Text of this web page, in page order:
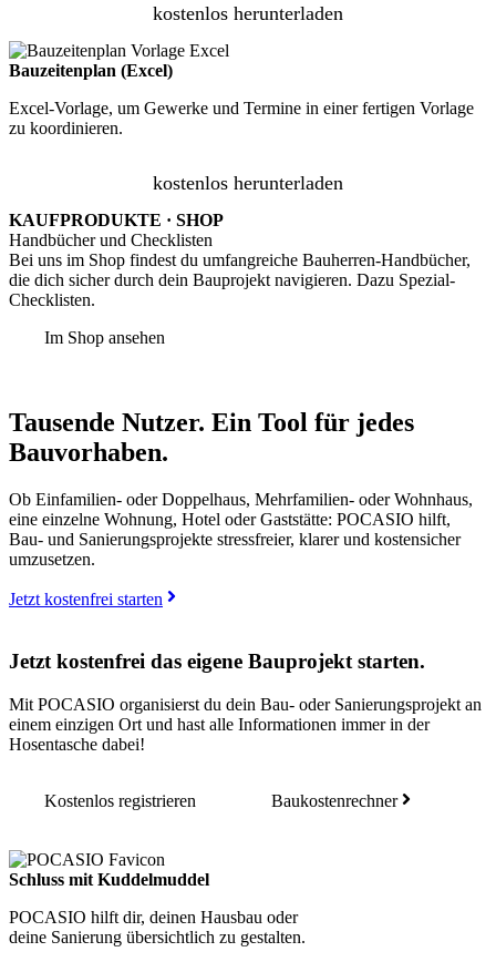
kostenlos herunterladen
Bauzeitenplan (Excel)
Excel-Vorlage, um Gewerke und Termine in einer fertigen Vorlage
zu koordinieren.
kostenlos herunterladen
KAUFPRODUKTE · SHOP
Handbücher und Checklisten
Bei uns im Shop findest du umfangreiche Bauherren-Handbücher,
die dich sicher durch dein Bauprojekt navigieren. Dazu Spezial-
Checklisten.
Im Shop ansehen
Tausende Nutzer. Ein Tool für jedes
Bauvorhaben.
Ob Einfamilien- oder Doppelhaus, Mehrfamilien- oder Wohnhaus,
eine einzelne Wohnung, Hotel oder Gaststätte: POCASIO hilft,
Bau- und Sanierungsprojekte stressfreier, klarer und kostensicher
umzusetzen.
Jetzt kostenfrei starten
Jetzt kostenfrei das eigene Bauprojekt starten.
Mit POCASIO organisierst du dein Bau- oder Sanierungsprojekt an
einem einzigen Ort und hast alle Informationen immer in der
Hosentasche dabei!
Kostenlos registrieren Baukostenrechner
Schluss mit Kuddelmuddel
POCASIO hilft dir, deinen Hausbau oder
deine Sanierung übersichtlich zu gestalten.